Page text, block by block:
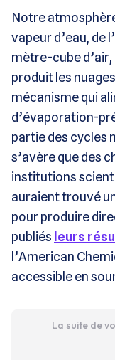
Notre
vapeur d’eau, de
mètre-cube d’air,
produit les
mécanisme qui
d’évaporation-
partie des cycles
s’avère que des
institutions
auraient trouvé
pour produire
publiés leurs
l’American
accessible en
La suite de